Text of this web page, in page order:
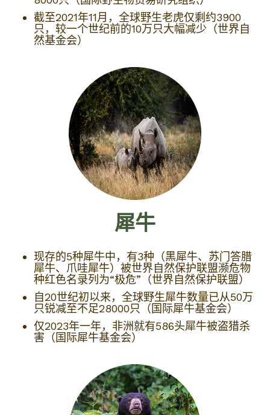
截至2021年11月，全球野生老虎仅剩约3900
只，较一个世纪前的10万只大幅减少（世界自
然基金会）
犀牛
现存的5种犀牛中，有3种（黑犀牛、苏门答腊
犀牛、爪哇犀牛）被世界自然保护联盟濒危物
种红色名录列为“极危”（世界自然保护联盟）
自20世纪初以来，全球野生犀牛数量已从50万
只锐减至不足28000只（国际犀牛基金会）
仅2023年一年，非洲就有586头犀牛被盗猎杀
害（国际犀牛基金会）